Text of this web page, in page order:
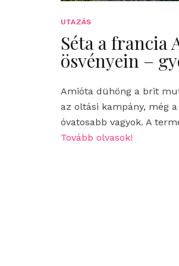
UTAZÁS
Séta a francia
ösvényein –
Amióta dühöng a brit
az oltási kampány, még
óvatosabb vagyok. A
Tovább olvasok!